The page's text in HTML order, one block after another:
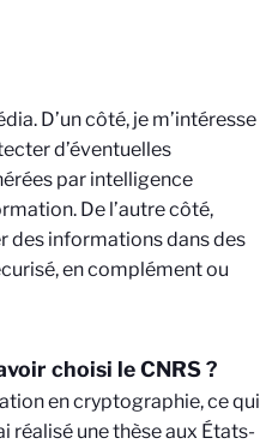
D’un côté, je m’intéresse
d’éventuelles
par intelligence
De l’autre côté,
des informations dans des
en complément ou
choisi le CNRS ?
en cryptographie, ce qui
réalisé une thèse aux États-